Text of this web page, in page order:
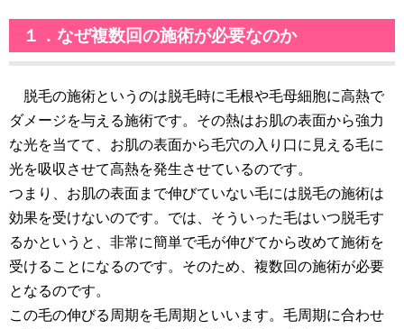
１．なぜ複数回の施術が必要なのか
脱毛の施術というのは脱毛時に毛根や毛母細胞に高熱で
ダメージを与える施術です。その熱はお肌の表面から強力
な光を当てて、お肌の表面から毛穴の入り口に見える毛に
光を吸収させて高熱を発生させているのです。
つまり、お肌の表面まで伸びていない毛には脱毛の施術は
効果を受けないのです。では、そういった毛はいつ脱毛す
るかというと、非常に簡単で毛が伸びてから改めて施術を
受けることになるのです。そのため、複数回の施術が必要
となるのです。
この毛の伸びる周期を毛周期といいます。毛周期に合わせ